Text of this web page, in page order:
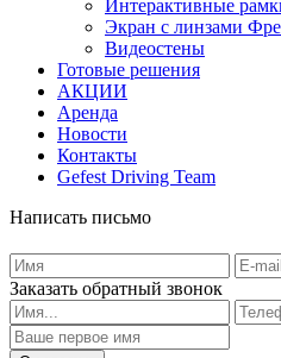
Интерактивные
Экран с линзами
Видеостены
Готовые решения
АКЦИИ
Аренда
Новости
Контакты
Gefest Driving Team
Написать письмо
Заказать обратный звонок